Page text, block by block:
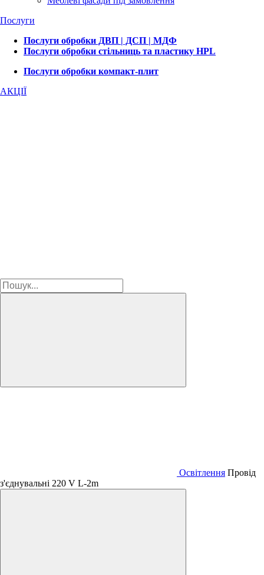
Послуги
Послуги обробки ДВП | ДСП | МДФ
Послуги обробки стільниць та пластику HPL
Послуги обробки компакт-плит
АКЦІЇ
Освітлення Провід
з'єднувальні 220 V L-2m